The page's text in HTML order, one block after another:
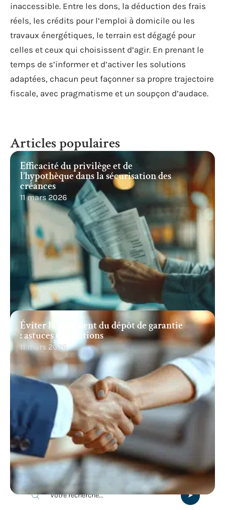
inaccessible. Entre les dons, la déduction des frais
réels, les crédits pour l’emploi à domicile ou les
travaux énergétiques, le terrain est dégagé pour
celles et ceux qui choisissent d’agir. En prenant le
temps de s’informer et d’activer les solutions
adaptées, chacun peut façonner sa propre trajectoire
fiscale, avec pragmatisme et un soupçon d’audace.
Articles populaires
Efficacité du privilège et de
l’hypothèque dans la sécurisation des
créances
11 mars 2026
Éviter le paiement du dépôt de garantie
: astuces et solutions
11 mars 2026
Recherche